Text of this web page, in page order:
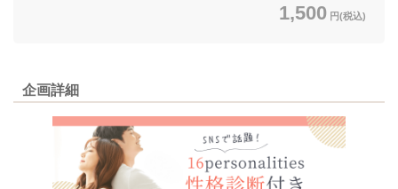
1,500 円(税込)
企画詳細